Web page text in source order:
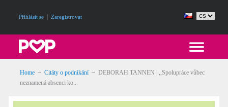
Přihlásit se Zaregistrovat
Home ~ Citáty o podnikání ~ DEBORAH TANNEN | ,,Spolupráce vůbec
neznamená absenci ko...